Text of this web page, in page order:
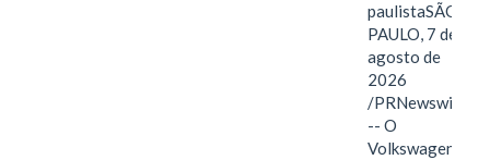
paulistaSÃO
PAULO, 7 de
agosto de
2026
/PRNewswire/
-- O
Volkswagen